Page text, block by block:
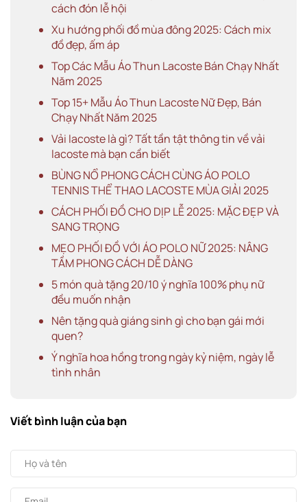
cách đón lễ hội
Xu hướng phối đồ mùa đông 2025: Cách mix
đồ đẹp, ấm áp
Top Các Mẫu Áo Thun Lacoste Bán Chạy Nhất
Năm 2025
Top 15+ Mẫu Áo Thun Lacoste Nữ Đẹp, Bán
Chạy Nhất Năm 2025
Vải lacoste là gì? Tất tần tật thông tin về vải
lacoste mà bạn cần biết
BÙNG NỔ PHONG CÁCH CÙNG ÁO POLO
TENNIS THỂ THAO LACOSTE MÙA GIẢI 2025
CÁCH PHỐI ĐỒ CHO DỊP LỄ 2025: MẶC ĐẸP VÀ
SANG TRỌNG
MẸO PHỐI ĐỒ VỚI ÁO POLO NỮ 2025: NÂNG
TẦM PHONG CÁCH DỄ DÀNG
5 món quà tặng 20/10 ý nghĩa 100% phụ nữ
đều muốn nhận
Nên tặng quà giáng sinh gì cho bạn gái mới
quen?
Ý nghĩa hoa hồng trong ngày kỷ niệm, ngày lễ
tình nhân
Viết bình luận của bạn